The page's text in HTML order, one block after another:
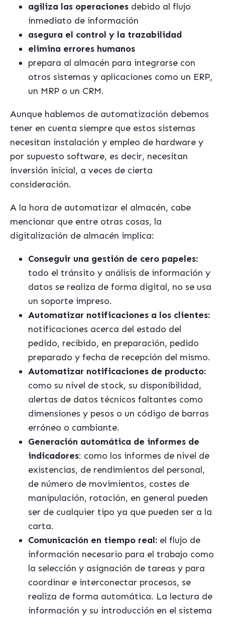
agiliza las operaciones debido al flujo
inmediato de información
asegura el control y la trazabilidad
elimina errores humanos
prepara al almacén para integrarse con
otros sistemas y aplicaciones como un ERP,
un MRP o un CRM.
Aunque hablemos de automatización debemos
tener en cuenta siempre que estos sistemas
necesitan instalación y empleo de hardware y
por supuesto software, es decir, necesitan
inversión inicial, a veces de cierta
consideración.
A la hora de automatizar el almacén, cabe
mencionar que entre otras cosas, la
digitalización de almacén implica:
Conseguir una gestión de cero papeles:
todo el tránsito y análisis de información y
datos se realiza de forma digital, no se usa
un soporte impreso.
Automatizar notificaciones a los clientes:
notificaciones acerca del estado del
pedido, recibido, en preparación, pedido
preparado y fecha de recepción del mismo.
Automatizar notificaciones de producto:
como su nivel de stock, su disponibilidad,
alertas de datos técnicos faltantes como
dimensiones y pesos o un código de barras
erróneo o cambiante.
Generación automática de informes de
indicadores: como los informes de nivel de
existencias, de rendimientos del personal,
de número de movimientos, costes de
manipulación, rotación, en general pueden
ser de cualquier tipo ya que pueden ser a la
carta.
Comunicación en tiempo real: el flujo de
información necesario para el trabajo como
la selección y asignación de tareas y para
coordinar e interconectar procesos, se
realiza de forma automática. La lectura de
información y su introducción en el sistema